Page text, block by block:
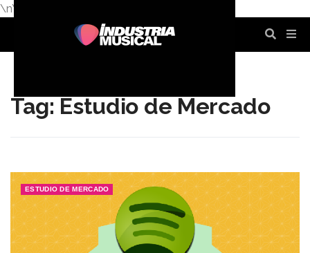
\n\n
Tag: Estudio de Mercado
ESTUDIO DE MERCADO